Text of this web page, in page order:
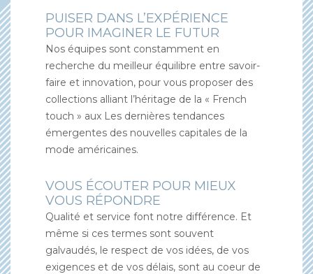
PUISER DANS L’EXPÉRIENCE
POUR IMAGINER LE FUTUR
Nos équipes sont constamment en
recherche du meilleur équilibre entre savoir-
faire et innovation, pour vous proposer des
collections alliant l’héritage de la « French
touch » aux Les dernières tendances
émergentes des nouvelles capitales de la
mode américaines.
VOUS ÉCOUTER POUR MIEUX
VOUS RÉPONDRE
Qualité et service font notre différence. Et
même si ces termes sont souvent
galvaudés, le respect de vos idées, de vos
exigences et de vos délais, sont au coeur de